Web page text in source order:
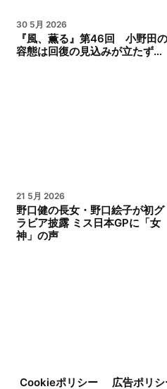
30 5月 2026
『風、薫る』第46回 小野田の
容態は回復の見込みが立たず…
21 5月 2026
野口健の長女・野口絵子が初グ
ラビア披露 ミス日本GPに「女
神」の声
Cookieポリシー 広告ポリシ